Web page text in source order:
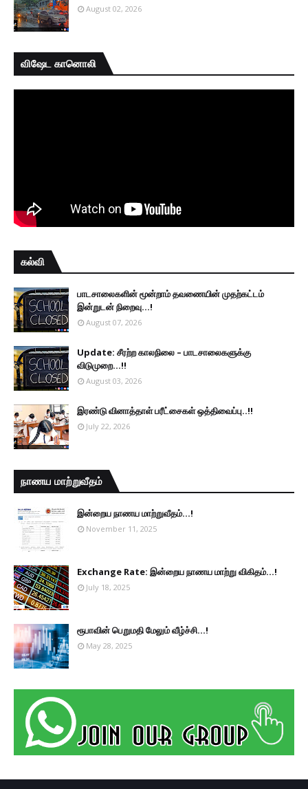
August 02, 2026
விஷேட கானொலி
கல்வி
பாடசாலைகளின் மூன்றாம் தவணையின் முதற்கட்டம்
இன்றுடன் நிறைவு...!
August 07, 2026
Update: சீரற்ற காலநிலை – பாடசாலைகளுக்கு
விடுமுறை...!!
August 03, 2026
இரண்டு வினாத்தாள் பரீட்சைகள் ஒத்திவைப்பு..!!
July 22, 2026
நாணய மாற்றுவீதம்
இன்றைய நாணய மாற்றுவீதம்...!
November 11, 2025
Exchange Rate: இன்றைய நாணய மாற்று விகிதம்...!
July 18, 2025
ரூபாவின் பெறுமதி மேலும் வீழ்ச்சி...!
May 28, 2025